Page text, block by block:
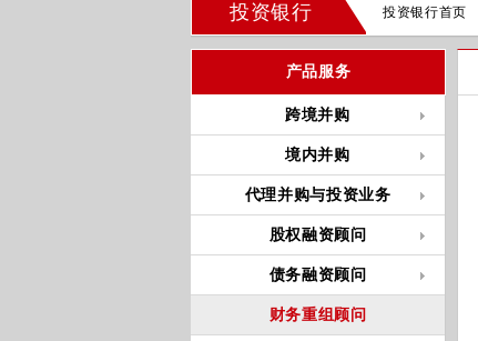
投资银行 投资银行首页
产品服务
跨境并购
境内并购
代理并购与投资业务
股权融资顾问
债务融资顾问
财务重组顾问